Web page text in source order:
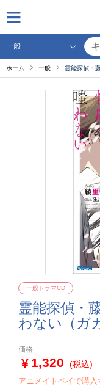
ホーム 一般 霊能探偵・
霊能探偵・
わない（ガ
一般ドラマCD
価格
1,320 (税込)
アニメイトペイで購